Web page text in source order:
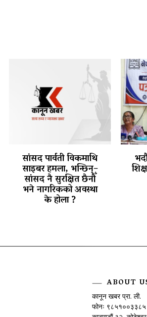
सांसद पार्वती विकमाथि
साइबर हमला, भन्छिन्–
सांसद नै सुरक्षित छैनौँ
भने नागरिकको अवस्था
के होला ?
ABOUT
कानून खबर प्रा. ली.
फोनः ९८५१००३३८५